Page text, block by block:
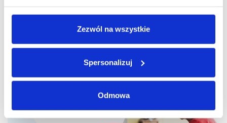
Zezwól na wszystkie
Spersonalizuj
Odmowa
Ta operacja u pana Winklera była wspaniała, bo
szybko, sprawnie i na drugi dzień mogłam już
Pani Bogumiła, 72 lata